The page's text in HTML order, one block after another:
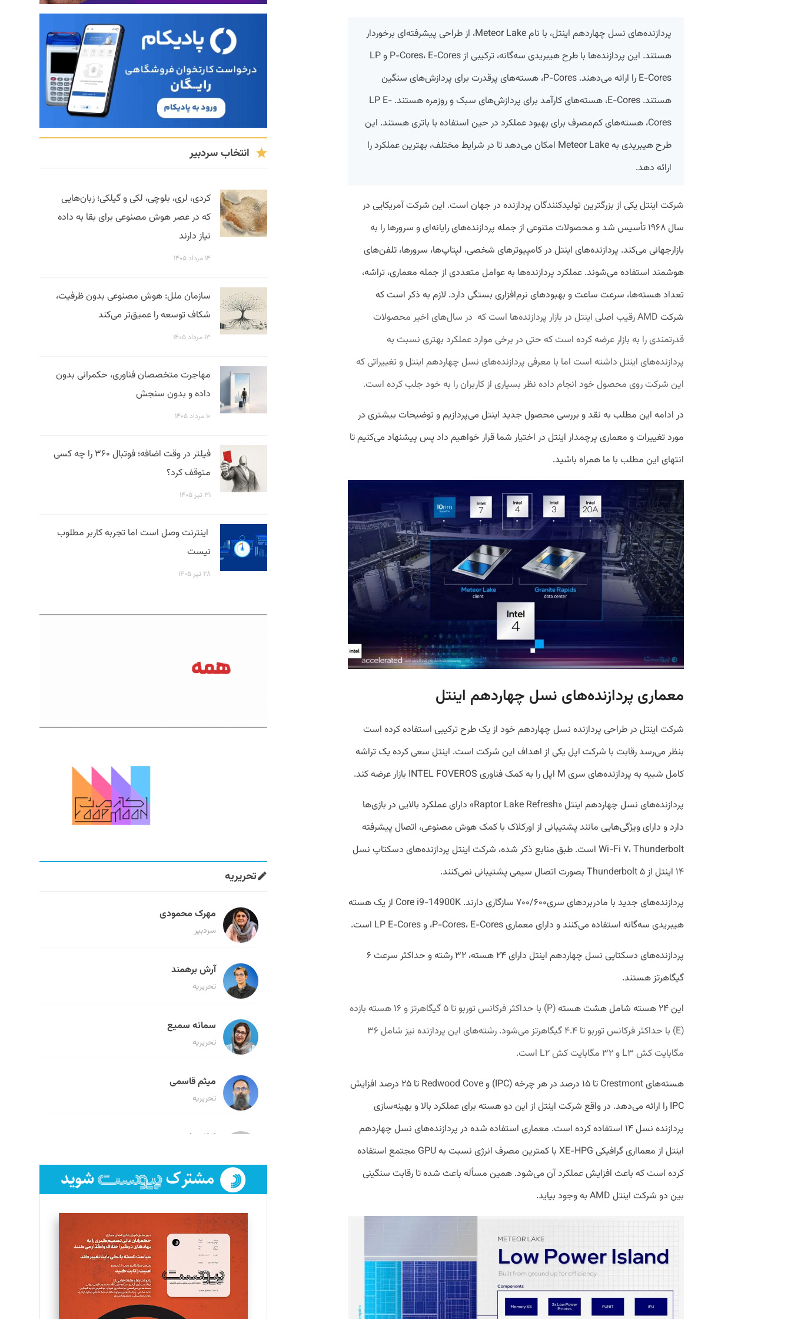
پردازنده‌های نسل چهاردهم اینتل، با نام Meteor Lake، از طراحی پیشرفته‌ای برخوردار
هستند. این پردازنده‌ها با طرح هیبریدی سه‌گانه، ترکیبی از P-Cores، E-Cores و LP
E-Cores را ارائه می‌دهند. P-Cores، هسته‌های پرقدرت برای پردازش‌های سنگین
هستند. E-Cores، هسته‌های کارآمد برای پردازش‌های سبک و روزمره هستند. LP E-
Cores، هسته‌های کم‌مصرف برای بهبود عملکرد در حین استفاده با باتری هستند. این
طرح هیبریدی به Meteor Lake امکان می‌دهد تا در شرایط مختلف، بهترین عملکرد را
ارائه دهد.
شرکت اینتل یکی از بزرگترین تولیدکنندگان پردازنده‌ در جهان است. این شرکت آمریکایی در
سال ۱۹۶۸ تأسیس شد و محصولات متنوعی از جمله پردازنده‌های رایانه‌ای و سرورها را به
بازارجهانی می‌کند. پردازنده‌های اینتل در کامپیوترهای شخصی، لپتاپ‌ها، سرورها، تلفن‌های
هوشمند استفاده می‌شوند.عملکرد پردازنده‌ها به عوامل متعددی از جمله معماری، تراشه،
تعداد هسته‌ها، سرعت ساعت و بهبودهای نرم‌افزاری بستگی دارد. لازم به ذکر است که
شرکت AMDرقیب اصلی اینتل در بازار پردازنده‌ها است که در سال‌های اخیر محصولات
قدرتمندی را به بازار عرضه کرده است که حتی در برخی موارد عملکرد بهتری نسبت به
پردازنده‌های اینتل داشته است اما با معرفی پردازنده‌های نسل چهاردهم اینتل و تغییراتی که
این شرکت روی محصول خود انجام داده نظر بسیاری از کاربران را به خود جلب کرده است.
در ادامه این مطلب به نقد و بررسی محصول جدید اینتل می‌پردازیم و توضیحات بیشتری در
مورد تغییرات و معماری پرچمدار اینتل در اختیار شما قرار خواهیم داد پس پیشنهاد می‌کنیم تا
انتهای این مطلب با ما همراه باشید.
معماری پردازنده‌های نسل چهاردهم اینتل
شرکت اینتل در طراحی پردازنده نسل چهاردهم خود از یک طرح ترکیبی استفاده کرده است
بنظر می‌رسد رقابت با شرکت اپل یکی از اهداف این شرکت است. اینتل سعی کرده یک تراشه
کامل شبیه به پردازنده‌های سری M اپل را به کمک فناوری INTEL FOVEROS بازار عرضه کند.
پردازنده‌های نسل چهاردهم اینتل «Raptor Lake Refresh» دارای عملکرد بالایی در بازی‌ها
دارد و دارای ویژگی‌هایی مانند پشتیبانی از اورکلاک با کمک هوش مصنوعی، اتصال پیشرفته
Wi-Fi ۷، Thunderbolt است. طبق منابع ذکر شده، شرکت اینتل پردازنده‌های دسکتاپ نسل
۱۴ اینتل از Thunderbolt ۵ بصورت اتصال سیمی پشتیبانی نمی‌کنند.
پردازنده‌های جدید با مادربرد‌های سری۷۰۰/۶۰۰ سازگاری دارند. Core i9-14900K از یک هسته
هیبریدی سه‌گانه استفاده می‌کنند و دارای معماری P-Cores، E-Cores، و LP E-Cores است.
پردازنده‌های دسکتاپی نسل چهاردهم اینتل دارای ۲۴ هسته، ۳۲ رشته و حداکثر سرعت ۶
گیگاهرتز هستند.
این ۲۴ هسته شامل هشت هسته (
P) با حداکثر فرکانس توربو تا ۵ ​​گیگاهرتز و ۱۶ هسته بازده
(E) با حداکثر فرکانس توربو تا ۴.۴ گیگاهرتز می‌شود. رشته‌های این پردازنده نیز شامل ۳۶
مگابایت کش L۳ و ۳۲ مگابایت کش L۲ است.
هسته‌های Crestmont تا ۱۵ درصد در هر چرخه (IPC) و Redwood Cove تا ۲۵ درصد افزایش
IPC را ارائه می‌دهد. در واقع شرکت اینتل از این دو هسته برای عملکرد بالا و بهینه‌سازی
پردازنده نسل ۱۴ استفاده کرده است. معماری استفاده شده در پردازنده‌های نسل چهاردهم
اینتل از معمااری گرافیکی XE-HPG با کمترین مصرف انرژی نسبت به GPU مجتمع استفاده
کرده است که باعث افزایش عملکرد آن می‌شود. همین مسأله باعث شده تا رقابت سنگینی
بین دو شرکت اینتل AMD به وجود بیاید.
انتخاب سردبیر
کردی، لری، بلوچی، لکی و گیلکی؛ زبان‌هایی
که در عصر هوش مصنوعی برای بقا به داده
نیاز دارند
۱۴ مرداد ۱۴۰۵
سازمان ملل: هوش مصنوعی بدون ظرفیت،
شکاف توسعه را عمیق‌تر می‌کند
۱۳ مرداد ۱۴۰۵
مهاجرت متخصصان فناوری، حکمرانی بدون
داده و بدون سنجش
۱۰ مرداد ۱۴۰۵
فیلتر در وقت اضافه؛ فوتبال ۳۶۰ را چه کسی
متوقف کرد؟
۳۱ تیر ۱۴۰۵
اینترنت وصل است اما تجربه کاربر مطلوب
نیست
۲۸ تیر ۱۴۰۵
تحریریه
مهرک محمودی
سردبیر
آرش برهمند
تحریریه
سمانه سمیع
تحریریه
میثم قاسمی
تحریریه
لیلا حنارود
فائزه فتحی رستمی
تحریریه
سروش کرمیان
تحریریه
مینا پاکدل